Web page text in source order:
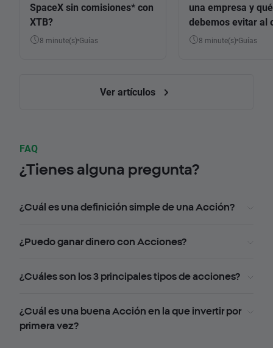
SpaceX sin comisiones* con
XTB?
8 minute(s) Guías
una empresa y
debemos evitar al
8 minute(s) Guías
Ver artículos
FAQ
¿Tienes alguna pregunta?
¿Cuál es una definición simple de una Acción?
¿Puedo ganar dinero con Acciones?
¿Cuáles son los 3 principales tipos de acciones?
¿Cuál es una buena Acción en la que invertir por
primera vez?